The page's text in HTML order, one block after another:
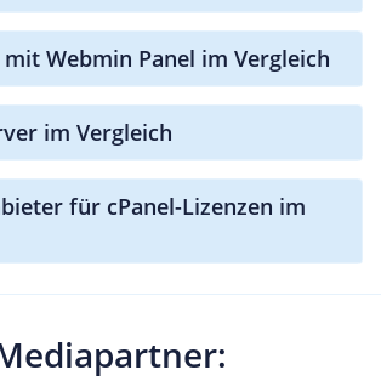
Webmin Panel im Vergleich
im Vergleich
für cPanel-Lizenzen im